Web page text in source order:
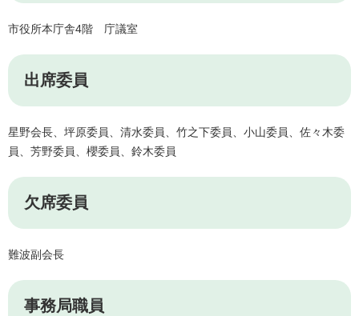
市役所本庁舎4階 庁議室
出席委員
星野会長、坪原委員、清水委員、竹之下委員、小山委員、佐々木委
員、芳野委員、櫻委員、鈴木委員
欠席委員
難波副会長
事務局職員